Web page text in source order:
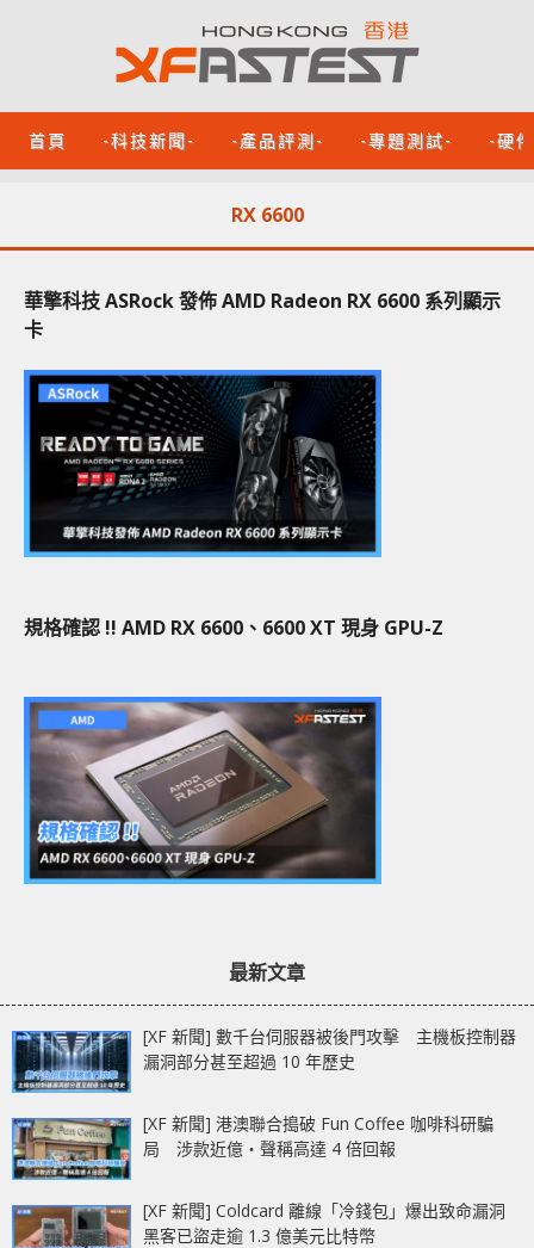
首頁 -科技新聞- -產品評測- -專題測試- -硬
RX 6600
華擎科技 ASRock 發佈 AMD Radeon RX 6600 系列顯示
卡
規格確認 !! AMD RX 6600、6600 XT 現身 GPU-Z
最新文章
[XF 新聞] 數千台伺服器被後門攻擊 主機板控制器
漏洞部分甚至超過 10 年歷史
[XF 新聞] 港澳聯合搗破 Fun Coffee 咖啡科研騙
局 涉款近億‧聲稱高達 4 倍回報
[XF 新聞] Coldcard 離線「冷錢包」爆出致命漏洞
黑客已盜走逾 1.3 億美元比特幣